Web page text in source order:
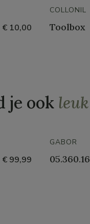
€ 10,00
COLLONIL
Toolbox
je ook leuk
€ 99,99
GABOR
05.360.16